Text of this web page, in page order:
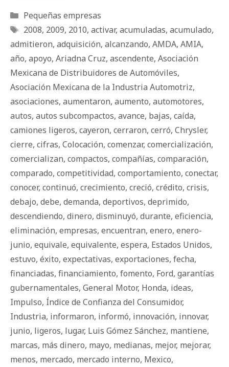
Categorías
Pequeñas empresas
Etiquetas
2008, 2009, 2010, activar, acumuladas, acumulado,
admitieron, adquisición, alcanzando, AMDA, AMIA,
año, apoyo, Ariadna Cruz, ascendente, Asociación
Mexicana de Distribuidores de Automóviles,
Asociación Mexicana de la Industria Automotriz,
asociaciones, aumentaron, aumento, automotores,
autos, autos subcompactos, avance, bajas, caída,
camiones ligeros, cayeron, cerraron, cerró, Chrysler,
cierre, cifras, Colocación, comenzar, comercialización,
comercializan, compactos, compañías, comparación,
comparado, competitividad, comportamiento, conectar,
conocer, continuó, crecimiento, creció, crédito, crisis,
debajo, debe, demanda, deportivos, deprimido,
descendiendo, dinero, disminuyó, durante, eficiencia,
eliminación, empresas, encuentran, enero, enero-
junio, equivale, equivalente, espera, Estados Unidos,
estuvo, éxito, expectativas, exportaciones, fecha,
financiadas, financiamiento, fomento, Ford, garantías
gubernamentales, General Motor, Honda, ideas,
Impulso, Índice de Confianza del Consumidor,
Industria, informaron, informó, innovación, innovar,
junio, ligeros, lugar, Luis Gómez Sánchez, mantiene,
marcas, más dinero, mayo, medianas, mejor, mejorar,
menos, mercado, mercado interno, Mexico,